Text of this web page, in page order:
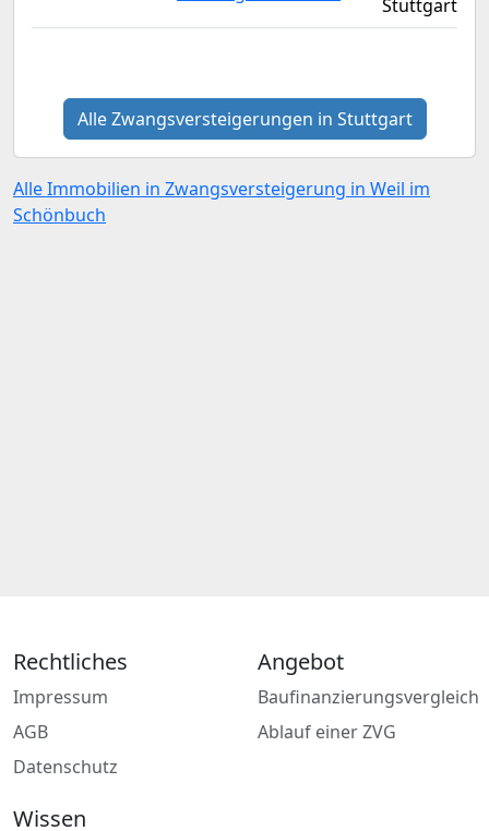
Stuttgart
Alle Zwangsversteigerungen in Stuttgart
Alle Immobilien in Zwangsversteigerung in Weil im
Schönbuch
Rechtliches
Impressum
AGB
Datenschutz
Angebot
Baufinanzierungsvergleich
Ablauf einer ZVG
Wissen